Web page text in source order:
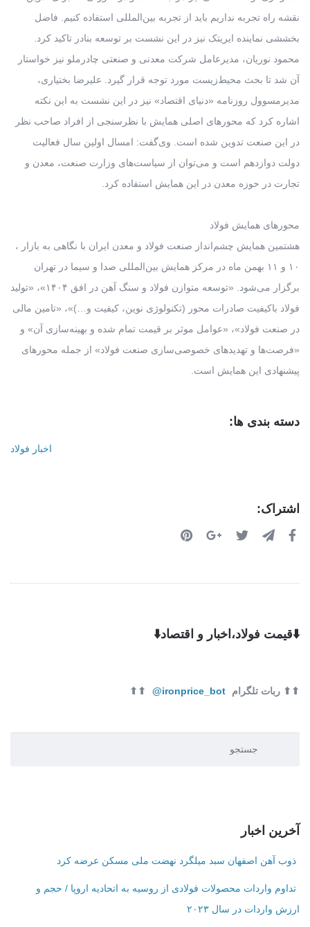
نقشه راه تجربه نداریم باید از تجربه بین‌المللی استفاده کنیم. فاضل
بخششی نماینده ایریتک نیز در این نشست بر توسعه بنادر تاکید کرد.
محمود نوریان، مدیرعامل شرکت معدنی و صنعتی چادرملو نیز خواستار
آن شد تا بحث محیط‌زیست مورد توجه قرار گیرد. علیرضا بختیاری،
مدیرمسوول روزنامه «دنیای اقتصاد» نیز در این نشست به این نکته
اشاره کرد که محورهای اصلی همایش با نظرسنجی از افراد صاحب نظر
در این صنعت تدوین شده است. وی‌گفت: امسال اولین سال فعالیت
دولت دوازدهم است و می‌توان از سیاست‌های وزارت صنعت، معدن و
تجارت در حوزه معدن در این همایش استفاده کرد.
محورهای همایش فولاد
هشتمین همایش چشم‌انداز صنعت فولاد و معدن ایران با نگاهی به بازار ،
۱۰ و ۱۱ بهمن ماه در مرکز همایش بین‌المللی صدا و سیما در تهران
برگزار می‌شود. «توسعه متوازن فولاد و سنگ آهن در افق ۱۴۰۴»، «تولید
فولاد باکیفیت صادرات محور (تکنولوژی نوین، کیفیت و…)»، «تامین مالی
در صنعت فولاد»، «عوامل موثر بر قیمت تمام شده و بهینه‌سازی آن» و
«فرصت‌ها و تهدیدهای خصوصی‌سازی صنعت فولاد» از جمله محورهای
پیشنهادی این همایش است.
دسته بندی ها:
اخبار فولاد
اشتراک:
⬇️قیمت فولاد،اخبار و اقتصاد⬇️
⬆⬆ ربات تلگرام ironprice_bot@
⬆⬆
آخرین اخبار
ذوب آهن اصفهان سبد میلگرد نهضت ملی مسکن عرضه کرد
تداوم واردات محصولات فولادی از روسیه به اتحادیه اروپا / حجم و
ارزش واردات در سال ۲۰۲۳